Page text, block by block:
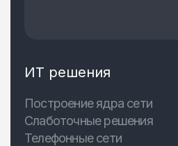
ИТ решения
Построение ядра сети
Слаботочные решения
Телефонные сети